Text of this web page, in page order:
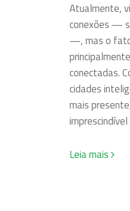
Atualmente,
conexões —
—, mas o
conectadas.
cidades
mais
Leia mais